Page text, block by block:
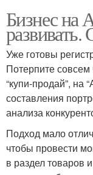
Бизнес на
развивать.
Уже готовы
Потерпите совсем
“купи-продай”, на
составления
анализа
Подход мало
чтобы провести
в раздел товаров